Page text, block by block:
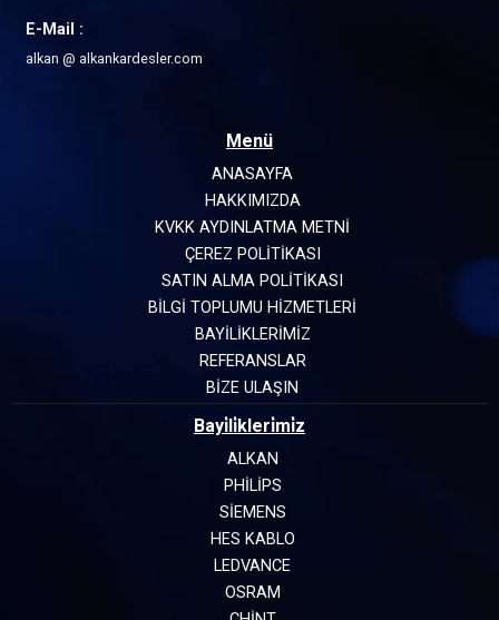
E-Mail :
alkan @ alkankardesler.com
Menü
ANASAYFA
HAKKIMIZDA
KVKK AYDINLATMA METNİ
ÇEREZ POLİTİKASI
SATIN ALMA POLİTİKASI
BİLGİ TOPLUMU HİZMETLERİ
BAYİLİKLERİMİZ
REFERANSLAR
BİZE ULAŞIN
Bayi̇li̇kleri̇mi̇z
ALKAN
PHILIPS
SIEMENS
HES KABLO
LEDVANCE
OSRAM